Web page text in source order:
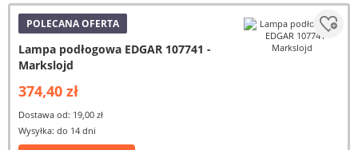
POLECANA OFERTA
Lampa podłogowa EDGAR 107741 -
Markslojd
374,40 zł
Dostawa od: 19,00 zł
Wysyłka: do 14 dni